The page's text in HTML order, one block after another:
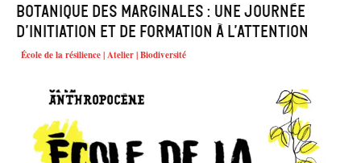
Botanique des marginales : une journée
d’initiation et de formation à l’attention
École de la résilience | Atelier | Biodiversité